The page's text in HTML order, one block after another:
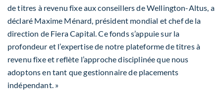
de titres à revenu fixe aux conseillers de Wellington-Altus, a
déclaré Maxime Ménard, président mondial et chef de la
direction de Fiera Capital. Ce fonds s’appuie sur la
profondeur et l’expertise de notre plateforme de titres à
revenu fixe et reflète l’approche disciplinée que nous
adoptons en tant que gestionnaire de placements
indépendant. »